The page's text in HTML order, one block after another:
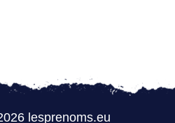
lesprenoms.eu